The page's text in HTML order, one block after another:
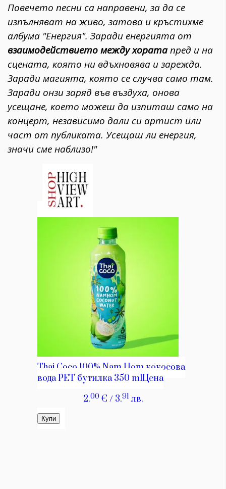
Повечето песни са направени, за да се
изпълняват на живо, затова и кръстихме
албума "Енергия". Заради енергията от
взаимодействието между хоратапред и на
сцената, която ни вдъхновява и зарежда.
Заради магията, която се случва само там.
Заради онзи заряд във въздуха, онова
усещане, което можеш да изпиташ само на
концерт, независимо дали си артист или
част от публиката. Усещаш ли енергия,
значи сме наблизо!"